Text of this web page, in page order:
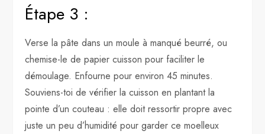
Étape 3 :
Verse la pâte dans un moule à manqué beurré, ou
chemise-le de papier cuisson pour faciliter le
démoulage. Enfourne pour environ 45 minutes.
Souviens-toi de vérifier la cuisson en plantant la
pointe d’un couteau : elle doit ressortir propre avec
juste un peu d’humidité pour garder ce moelleux